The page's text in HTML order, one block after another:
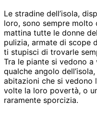
Le stradine dell’isola,
loro, sono sempre molto
mattina tutte le donne
pulizia, armate di scope
ti stupisci di trovarle
Tra le piante si vedono
qualche angolo
abitazioni che si vedono
volte la loro povertà, o
raramente sporcizia.